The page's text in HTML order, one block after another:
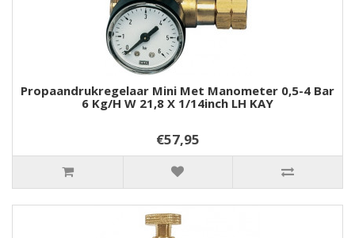
Propaandrukregelaar Mini Met Manometer 0,5-4 Bar
6 Kg/h W 21,8 X 1/14inch LH KAY
€57,95